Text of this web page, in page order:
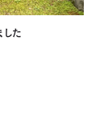
した